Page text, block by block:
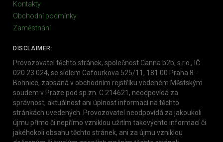
Kontakty
Obchodní podmínky
Zaměstnání
DISCLAIMER:
Provozovatel těchto stránek, společnost Canna b2b, s.r.o., IČ
020 23 024, se sídlem Cafourkova 525/11, 181 00 Praha 8 -
Bohnice, zapsaná v obchodním rejstříku vedeném Městským
soudem v Praze pod sp.zn. C 214621, neodpovídá za
správnost, aktuálnost ani úplnost informací na těchto
stránkách uvedených. Provozovatel neodpovídá za jakoukoli
újmu přímo či nepřímo vzniklou užitím takovýchto informací či
jakéhokoli obsahu těchto stránek, ani za újmu vzniklou